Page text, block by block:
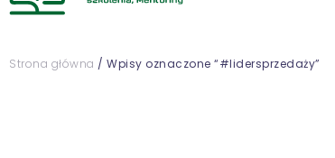
Strona główna / Wpisy oznaczone “#lidersprzedaży”